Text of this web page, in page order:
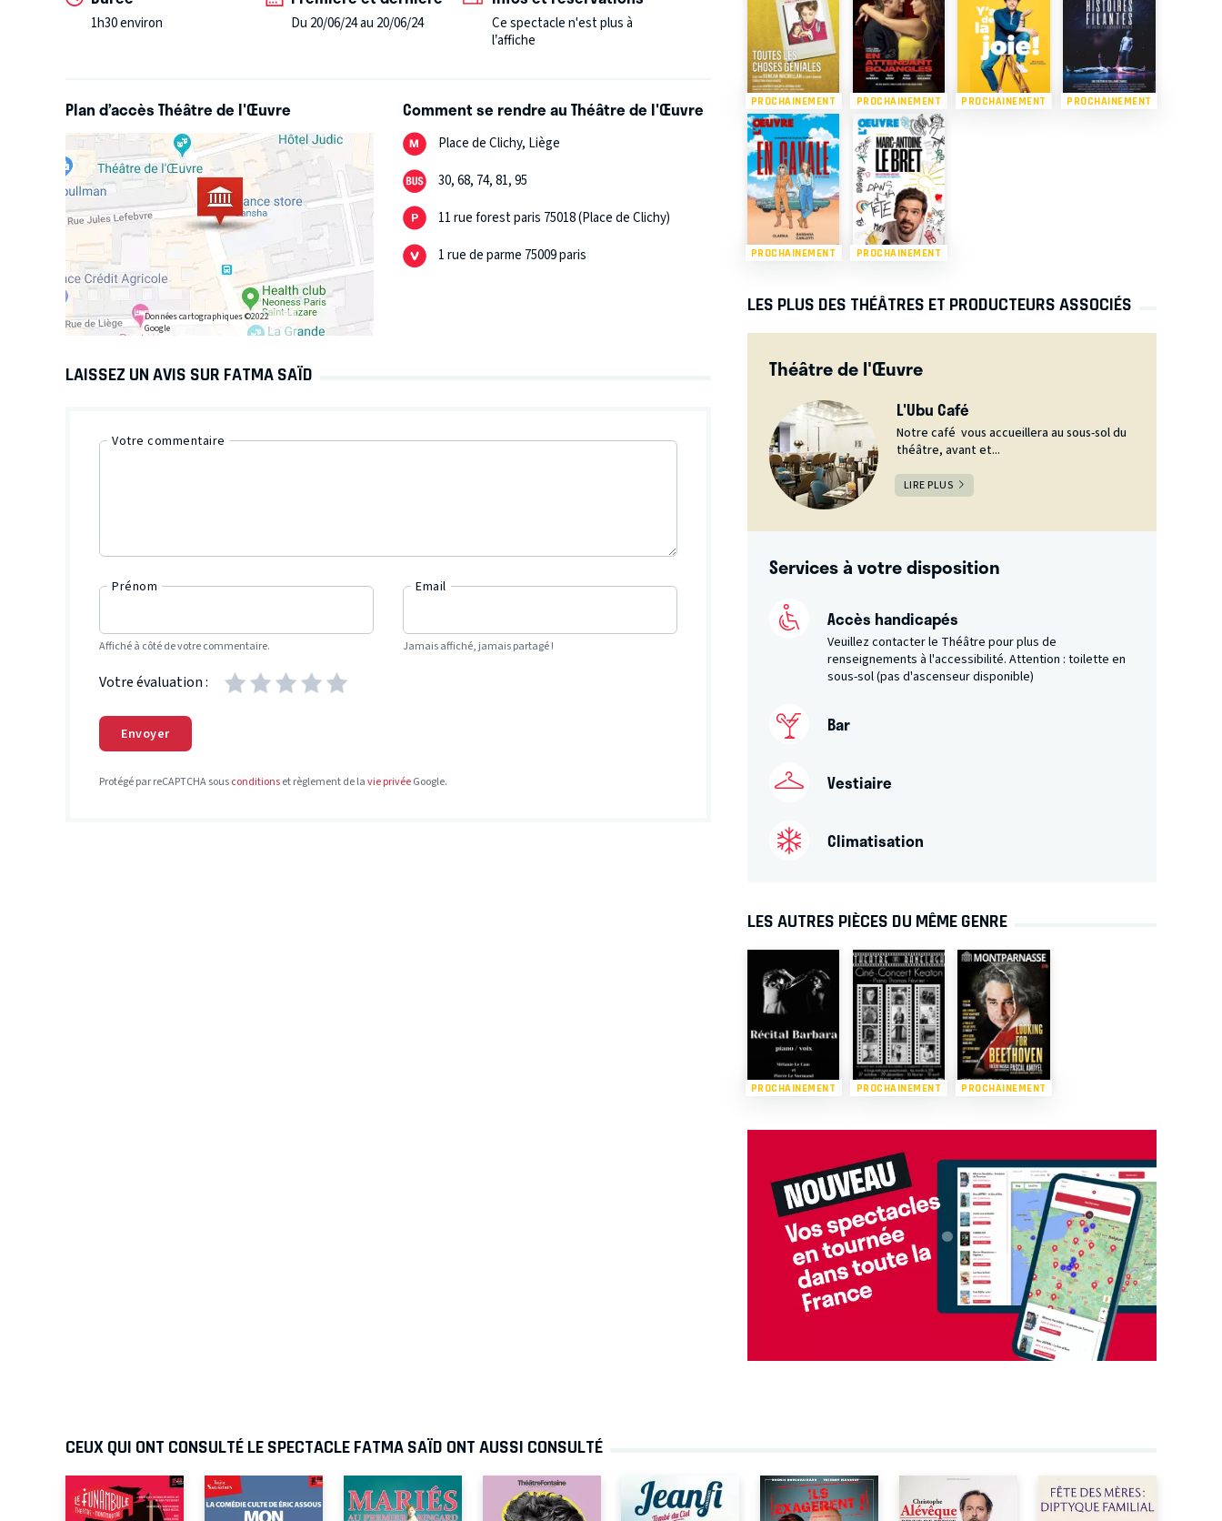
notamment du Concours international de Leider Walther Gruner. ---Dans le cadre du FESTIVAL DE
1h30 environ Du 20/06/24 au 20/06/24
Ce spectacle n'est plus à
l’affiche
Plan d’accès Théâtre de l'Œuvre
Données cartographiques ©2022
Google
Comment se rendre au Théâtre de l'Œuvre
Place de Clichy, Liège
30, 68, 74, 81, 95
11 rue forest paris 75018 (Place de Clichy)
1 rue de parme 75009 paris
LAISSEZ UN AVIS SUR FATMA SAÏD
Votre commentaire
Prénom
Affiché à côté de votre commentaire.
Email
Jamais affiché, jamais partagé !
Votre évaluation :
Envoyer
Protégé par reCAPTCHA sousconditionset règlement de lavie privéeGoogle.
PROCHAINEMENT PROCHAINEMENT PROCHAINEMENT PROCHAINEMENT
PROCHAINEMENT PROCHAINEMENT
LES PLUS DES THÉÂTRES ET PRODUCTEURS ASSOCIÉS
Théâtre de l'Œuvre
L'Ubu Café
Notre café vous accueillera au sous-sol du
théâtre, avant et...
LIRE PLUS
Services à votre disposition
Accès handicapés
Veuillez contacter le Théâtre pour plus de
renseignements à l'accessibilité. Attention : toilette en
sous-sol (pas d'ascenseur disponible)
Bar
Vestiaire
Climatisation
LES AUTRES PIÈCES DU MÊME GENRE
PROCHAINEMENT PROCHAINEMENT PROCHAINEMENT
CEUX QUI ONT CONSULTÉ LE SPECTACLE FATMA SAÏD ONT AUSSI CONSULTÉ